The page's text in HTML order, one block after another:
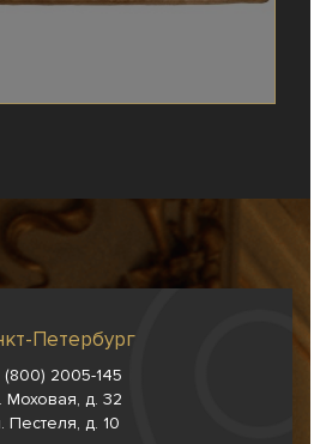
Петербург
(800) 2005-145
Моховая, д. 32
Пестеля, д. 10